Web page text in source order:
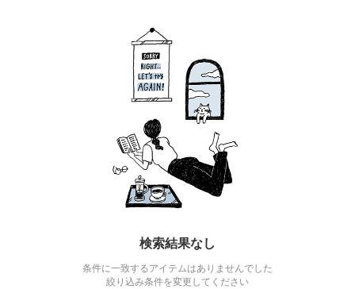
検索結果なし
条件に一致するアイテムはありませんでした
絞り込み条件を変更してください